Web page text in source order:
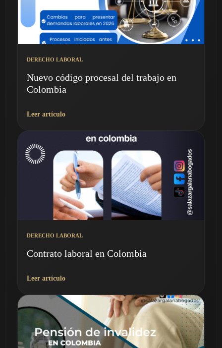
DERECHO LABORAL
Nuevo código procesal del trabajo en
Colombia
Leer artículo
DERECHO LABORAL
Contrato laboral en Colombia
Leer artículo